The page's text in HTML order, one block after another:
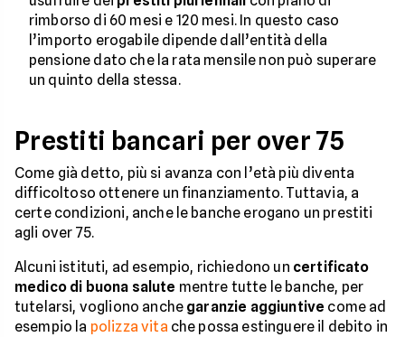
rimborso di 60 mesi e 120 mesi. In questo caso
l’importo erogabile dipende dall’entità della
pensione dato che la rata mensile non può superare
un quinto della stessa.
Prestiti bancari per over 75
Come già detto, più si avanza con l’età più diventa
difficoltoso ottenere un finanziamento. Tuttavia, a
certe condizioni, anche le banche erogano un prestiti
agli over 75.
Alcuni istituti, ad esempio, richiedono un certificato
medico di buona salute mentre tutte le banche, per
tutelarsi, vogliono anche garanzie aggiuntive come ad
esempio la polizza vita che possa estinguere il debito in